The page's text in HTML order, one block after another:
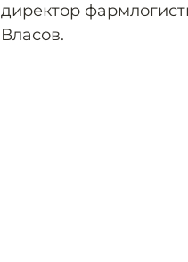
директор
Власов.